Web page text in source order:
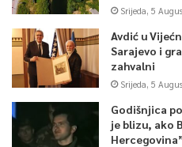
Srijeda, 5
Avdić u
Sarajevo i
zahvalni
Srijeda, 5
Godišnjica
je blizu, ako